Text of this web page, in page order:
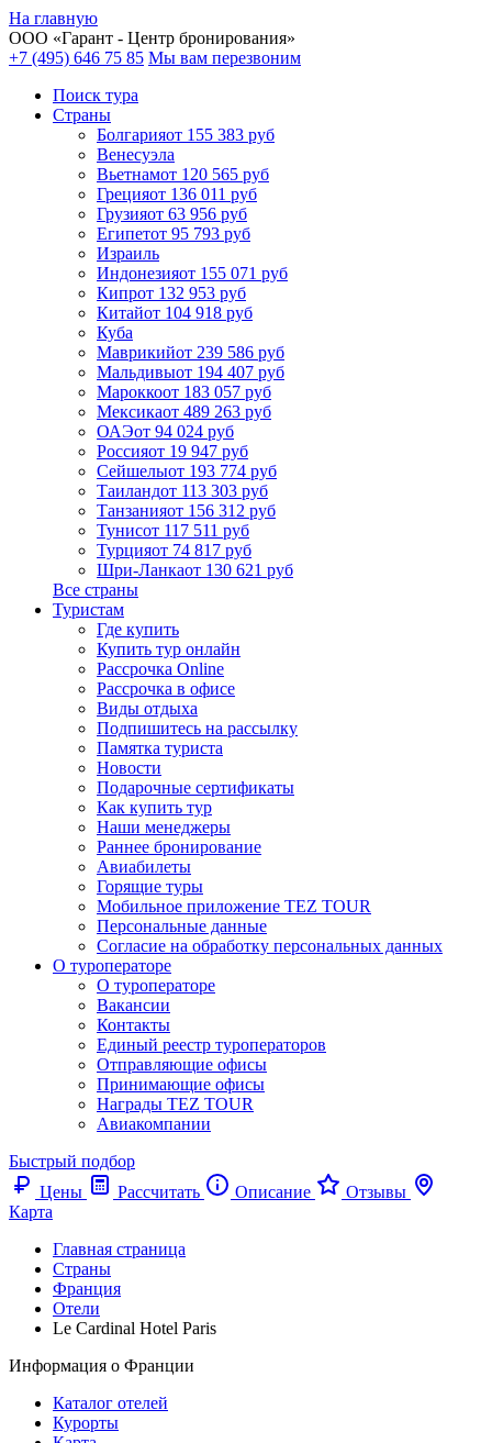
На главную
ООО «Гарант - Центр бронирования»
+7 (495) 646 75 85 Мы вам перезвоним
Поиск тура
Cтраны
Болгарияот 155 383 руб
Венесуэла
Вьетнамот 120 565 руб
Грецияот 136 011 руб
Грузияот 63 956 руб
Египетот 95 793 руб
Израиль
Индонезияот 155 071 руб
Кипрот 132 953 руб
Китайот 104 918 руб
Куба
Маврикийот 239 586 руб
Мальдивыот 194 407 руб
Мароккоот 183 057 руб
Мексикаот 489 263 руб
ОАЭот 94 024 руб
Россияот 19 947 руб
Сейшелыот 193 774 руб
Таиландот 113 303 руб
Танзанияот 156 312 руб
Тунисот 117 511 руб
Турцияот 74 817 руб
Шри-Ланкаот 130 621 руб
Все страны
Туристам
Где купить
Купить тур онлайн
Рассрочка Online
Рассрочка в офисе
Виды отдыха
Подпишитесь на рассылку
Памятка туриста
Новости
Подарочные сертификаты
Как купить тур
Наши менеджеры
Раннее бронирование
Авиабилеты
Горящие туры
Мобильное приложение TEZ TOUR
Персональные данные
Согласие на обработку персональных данных
О туроператоре
О туроператоре
Вакансии
Контакты
Единый реестр туроператоров
Отправляющие офисы
Принимающие офисы
Награды TEZ TOUR
Авиакомпании
Быстрый подбор
Цены
Рассчитать Описание
Отзывы
Карта
Главная страница
Cтраны
Франция
Отели
Le Cardinal Hotel Paris
Информация о Франции
Каталог отелей
Курорты